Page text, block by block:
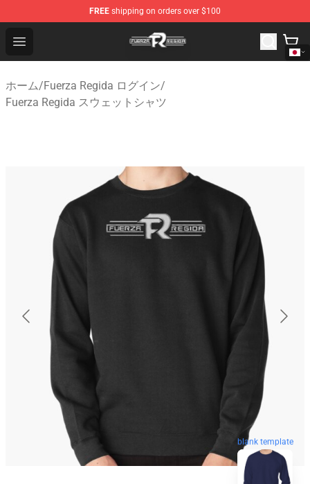
FREE shipping on orders over $100
Open menu
Fuerza Regida Shop - Official Fuerza Regida
ホーム/Fuerza Regida ログイン/
Fuerza Regida スウェットシャツ
blank template